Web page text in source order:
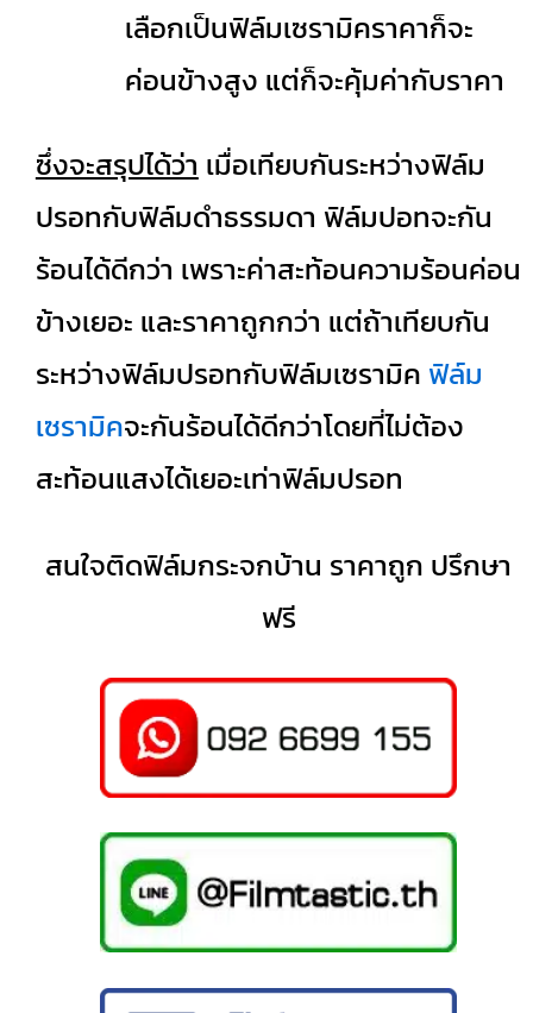
เลือกเป็นฟิล์มเซรามิคราคาก็จะ
ค่อนข้างสูง แต่ก็จะคุ้มค่ากับราคา
ซึ่งจะสรุปได้ว่า เมื่อเทียบกันระหว่างฟิล์ม
ปรอทกับฟิล์มดำธรรมดา ฟิล์มปอทจะกัน
ร้อนได้ดีกว่า เพราะค่าสะท้อนความร้อนค่อน
ข้างเยอะ และราคาถูกกว่า แต่ถ้าเทียบกัน
ระหว่างฟิล์มปรอทกับฟิล์มเซรามิค ฟิล์ม
เซรามิคจะกันร้อนได้ดีกว่าโดยที่ไม่ต้อง
สะท้อนแสงได้เยอะเท่าฟิล์มปรอท
สนใจติดฟิล์มกระจกบ้าน ราคาถูก ปรึกษา
ฟรี